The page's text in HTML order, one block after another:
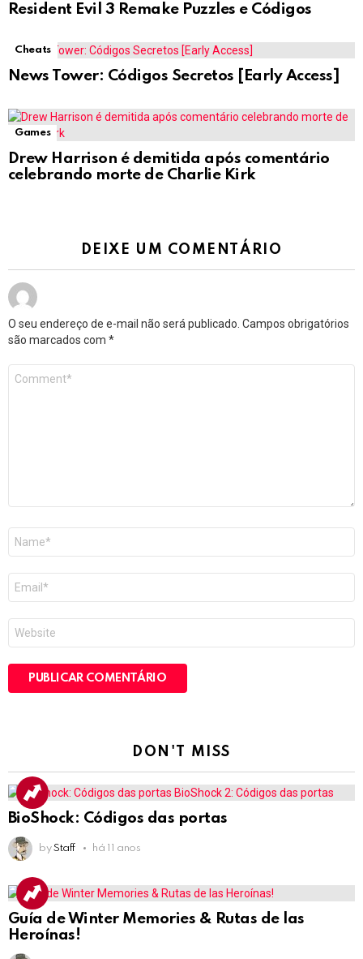
Resident Evil 3 Remake Puzzles e Códigos
Cheats
News Tower: Códigos Secretos [Early Access]
Games
Drew Harrison é demitida após comentário
celebrando morte de Charlie Kirk
DEIXE UM COMENTÁRIO
O seu endereço de e-mail não será publicado. Campos obrigatórios
são marcados com *
mail
*
DON'T MISS
BioShock: Códigos das portas
by Staff há 11 anos
Guía de Winter Memories & Rutas de las
Heroínas!